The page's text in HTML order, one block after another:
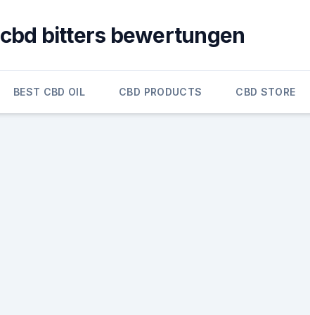
cbd bitters bewertungen
BEST CBD OIL CBD PRODUCTS CBD STORE